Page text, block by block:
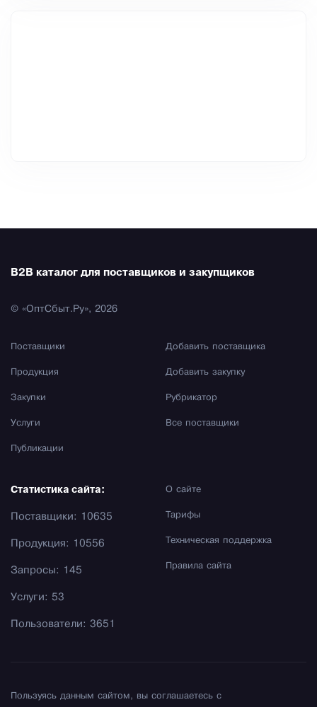
B2B каталог для поставщиков и закупщиков
© «ОптСбыт.Ру», 2026
Поставщики
Продукция
Закупки
Услуги
Публикации
Добавить поставщика
Добавить закупку
Рубрикатор
Все поставщики
О сайте
Тарифы
Техническая поддержка
Правила сайта
Статистика сайта:
Поставщики: 10635
Продукция: 10556
Запросы: 145
Услуги: 53
Пользователи: 3651
Пользуясь данным сайтом, вы соглашаетесь с